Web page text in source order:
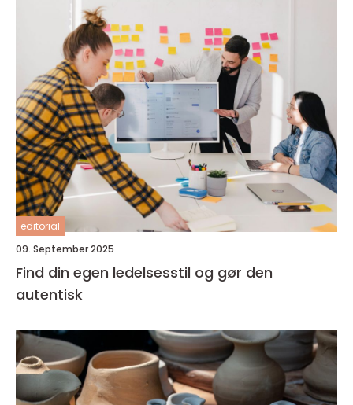
editorial
09. September 2025
Find din egen ledelsesstil og gør den
autentisk